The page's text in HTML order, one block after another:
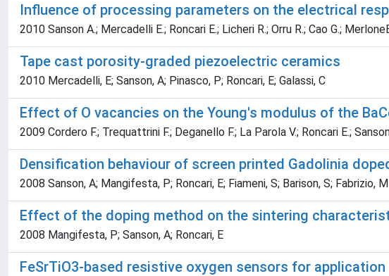
Influence of processing parameters on the electrical
2010 Sanson A.; Mercadelli E.; Roncari E.; Licheri R.; Orru R.; Cao G.;
Tape cast porosity-graded piezoelectric ceramics
2010 Mercadelli, E; Sanson, A; Pinasco, P; Roncari, E; Galassi, C
Effect of O vacancies on the Young's modulus of the
2009 Cordero F.; Trequattrini F.; Deganello F.; La Parola V.; Roncari E.;
Densification behaviour of screen printed Gadolinia
2008 Sanson, A; Mangifesta, P; Roncari, E; Fiameni, S; Barison, S; Fabrizio, M
Effect of the doping method on the sintering
2008 Mangifesta, P; Sanson, A; Roncari, E
FeSrTiO3-based resistive oxygen sensors for